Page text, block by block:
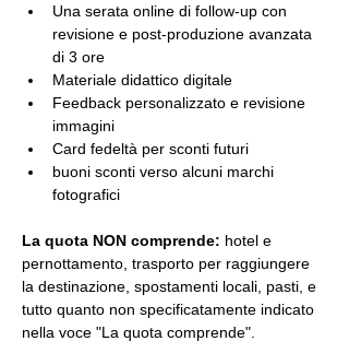
Una serata online di follow-up con
revisione e post-produzione avanzata
di 3 ore
Materiale didattico digitale
Feedback personalizzato e revisione
immagini
Card fedeltà per sconti futuri
buoni sconti verso alcuni marchi
fotografici
La quota NON comprende: hotel e
pernottamento, trasporto per raggiungere
la destinazione, spostamenti locali, pasti, e
tutto quanto non specificatamente indicato
nella voce "La quota comprende".